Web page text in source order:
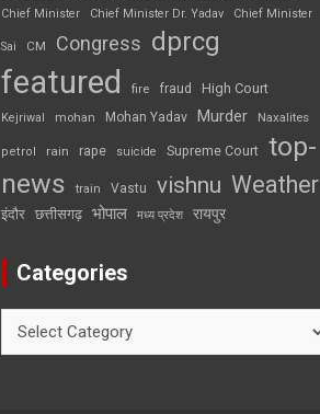
Chief Minister
Chief Minister Dr. Yadav Chief Minister
Sai CM Congress dprcg
featured fire fraud High Court
Kejriwal mohan Mohan Yadav Murder Naxalites
petrol rain rape suicide Supreme Court top-
news
train Vastu vishnu Weather
इंदौर छत्तीसगढ़ भोपाल मध्य प्रदेश रायपुर
Categories